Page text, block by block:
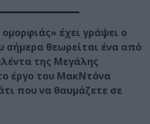
έχει γράψει ο
θεωρείται ένα από
της Μεγάλης
έργο του ΜακΝτόνα
που να θαυμάζετε σε